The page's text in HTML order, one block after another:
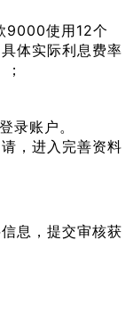
9000使用12个
体实际利息费率
录账户。
，进入完善资料
息，提交审核获